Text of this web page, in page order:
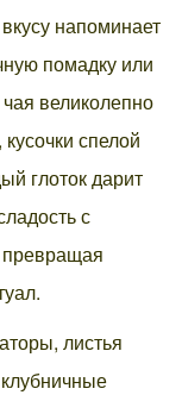
напоминает
помадку или
великолепно
спелой
глоток дарит
с
листья